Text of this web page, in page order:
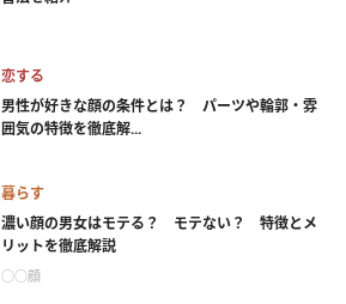
恋する
男性が好きな顔の条件とは？ パーツや輪郭・雰
囲気の特徴を徹底解...
暮らす
濃い顔の男女はモテる？ モテない？ 特徴とメ
リットを徹底解説
○○顔